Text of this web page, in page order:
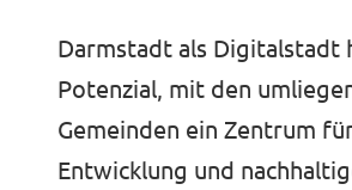
Darmstadt als Digitalstadt
Potenzial, mit den
Gemeinden ein Zentrum
Entwicklung und